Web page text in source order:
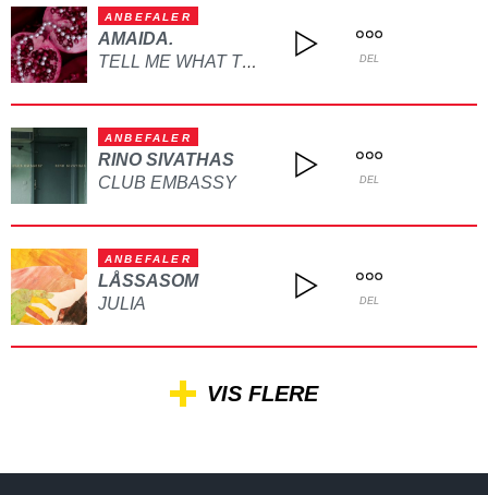
ANBEFALER
AMAIDA.
TELL ME WHAT TO DO DEL
ANBEFALER
RINO SIVATHAS
CLUB EMBASSY
DEL
ANBEFALER
LÅSSASOM
JULIA
DEL
VIS FLERE